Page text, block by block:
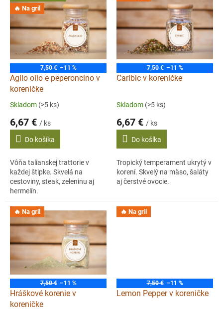
🔥 Na gril
7,50 € –11 %
Aglio olio e peperoncino v
koreničke
Skladom (>5 ks)
6,67 € / ks
Do košíka
Vôňa talianskej trattorie v
každej štipke. Skvelá na
cestoviny, steak, zeleninu aj
hermelín.
7,50 € –11 %
Caribic v koreničke
Skladom (>5 ks)
6,67 € / ks
Do košíka
Tropický temperament ukrytý v
korení. Skvelý na mäso, šaláty
aj čerstvé ovocie.
🔥 Na gril
7,50 € –11 %
Hráškové korenie v
koreničke
🔥 Na gril
7,50 € –11 %
Lemon Pepper v koreničke